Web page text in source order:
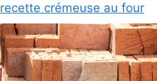
recette crémeuse au four